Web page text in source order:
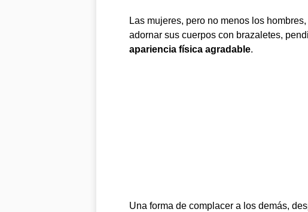
Las mujeres, pero no menos los
adornar sus cuerpos con brazaletes,
apariencia física agradable.
Una forma de complacer a los demás,